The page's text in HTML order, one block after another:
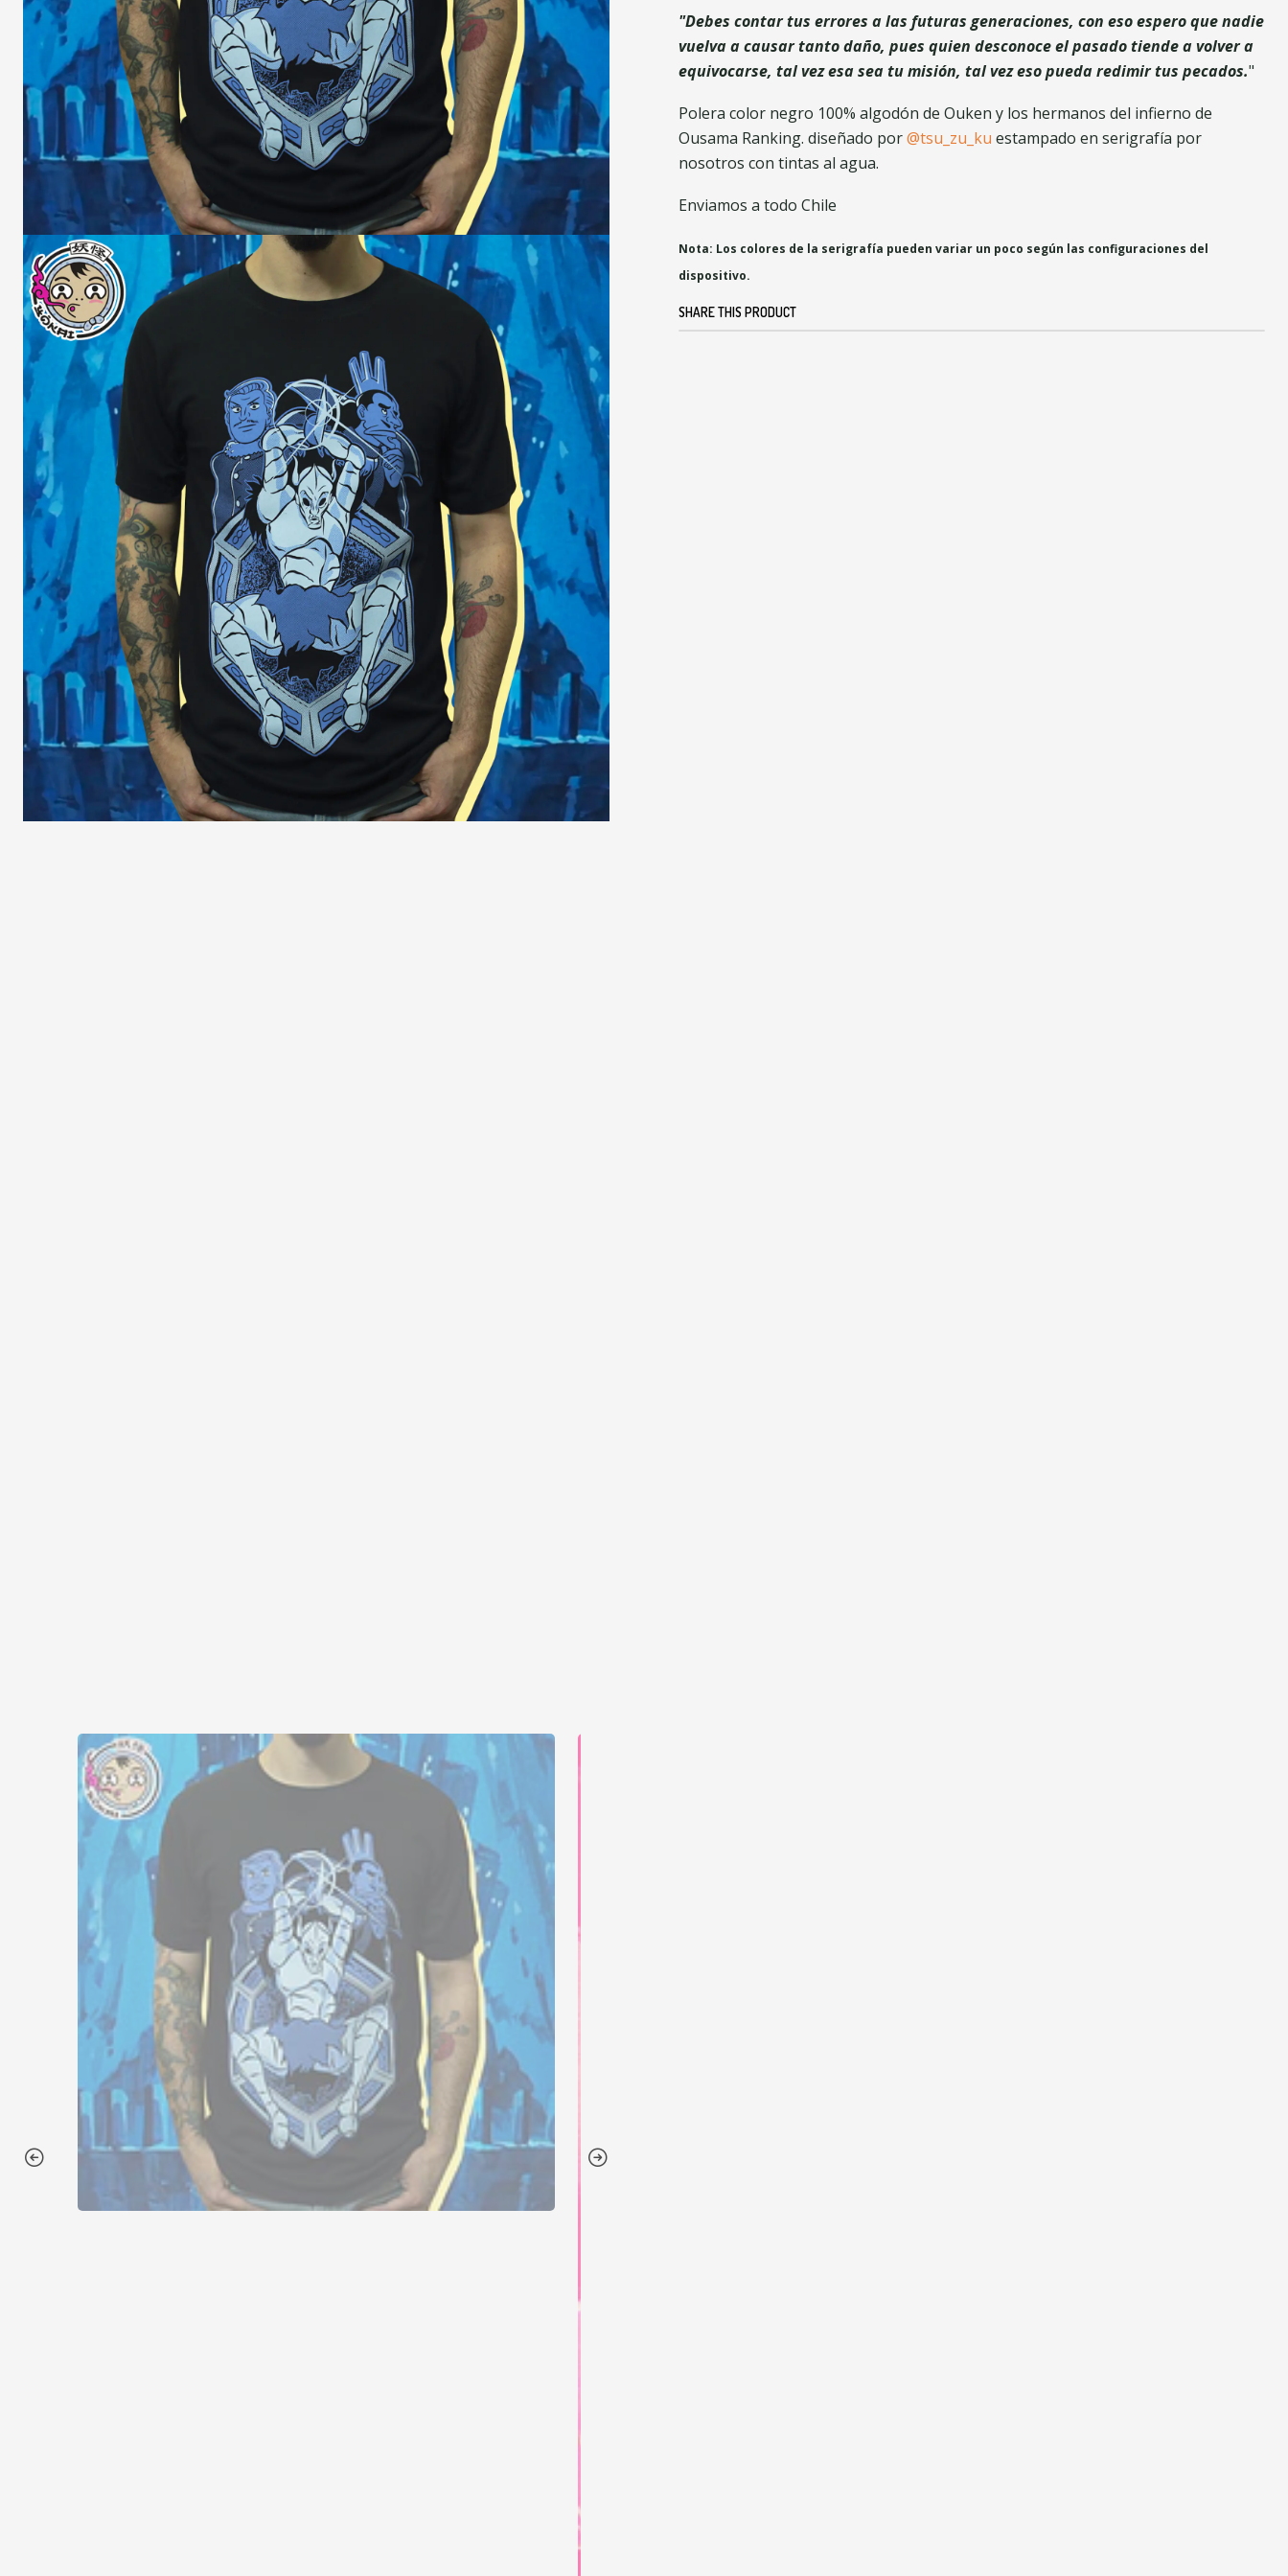
"Debes contar tus errores a las futuras generaciones, con eso espero que nadie
vuelva a causar tanto daño, pues quien desconoce el pasado tiende a volver a
equivocarse, tal vez esa sea tu misión, tal vez eso pueda redimir tus pecados."
Polera color negro 100% algodón de Ouken y los hermanos del infierno de
Ousama Ranking. diseñado por@tsu_zu_ku estampado en serigrafía por
nosotros con tintas al agua.
Enviamos a todo Chile
Nota: Los colores de la serigrafía pueden variar un poco según las configuraciones del
dispositivo.
SHARE THIS PRODUCT